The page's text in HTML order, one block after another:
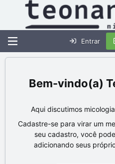
Entrar
Aqui discutimos
Cadastre-se para virar um
seu cadastro, você
adicionando seus